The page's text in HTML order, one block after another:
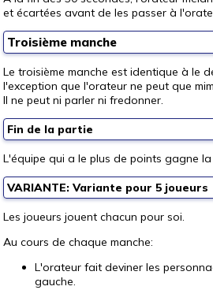
et écartées avant de les passer à
Troisième manche
Le troisième manche est identique à le
l'exception que l'orateur ne peut que
Il ne peut ni parler ni fredonner.
Fin de la partie
L'équipe qui a le plus de points gagne
VARIANTE: Variante pour 5 joueurs
Les joueurs jouent chacun pour soi.
Au cours de chaque manche:
L'orateur fait deviner les
gauche.